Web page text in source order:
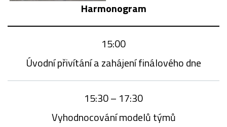
Harmonogram
15:00
Úvodní přivítání a zahájení finálového dne
15:30 – 17:30
Vyhodnocování modelů týmů